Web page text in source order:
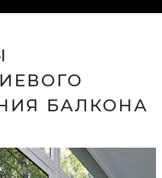
БАЛКОНА